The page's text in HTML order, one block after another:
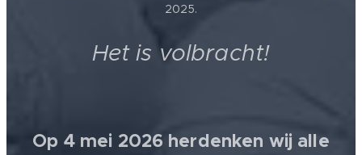
2025.
Het is volbracht!
Op 4 mei 2026 herdenken wij alle